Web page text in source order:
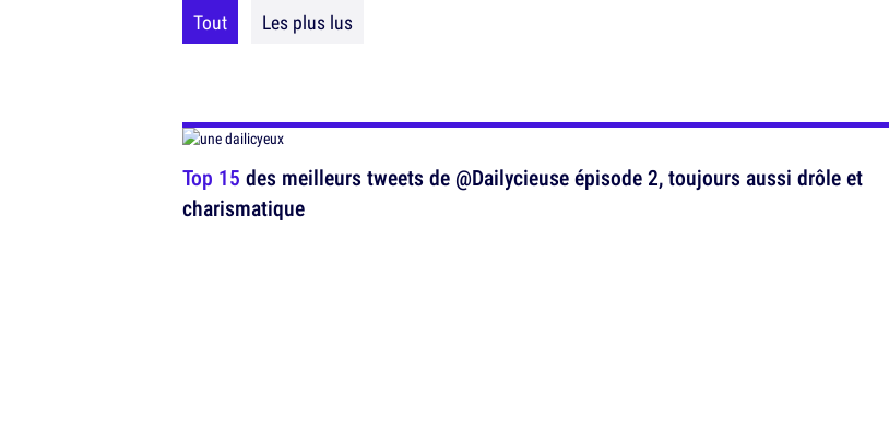
Tout Les plus lus
Top 15 des meilleurs tweets de @Dailycieuse épisode 2, toujours aussi drôle et
charismatique